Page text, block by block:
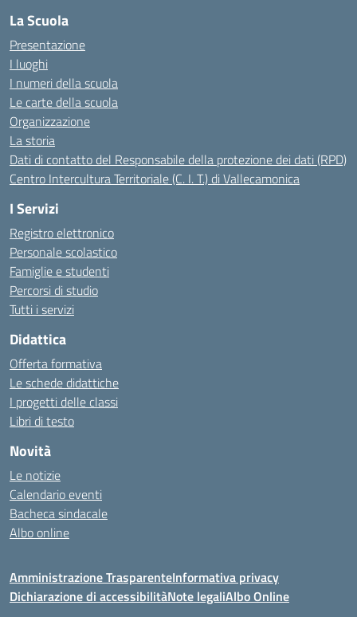
La Scuola
Presentazione
I luoghi
I numeri della scuola
Le carte della scuola
Organizzazione
La storia
Dati di contatto del Responsabile della protezione dei dati (RPD)
Centro Intercultura Territoriale (C. I. T.) di Vallecamonica
I Servizi
Registro elettronico
Personale scolastico
Famiglie e studenti
Percorsi di studio
Tutti i servizi
Didattica
Offerta formativa
Le schede didattiche
I progetti delle classi
Libri di testo
Novità
Le notizie
Calendario eventi
Bacheca sindacale
Albo online
Amministrazione TrasparenteInformativa privacy
Dichiarazione di accessibilitàNote legaliAlbo Online